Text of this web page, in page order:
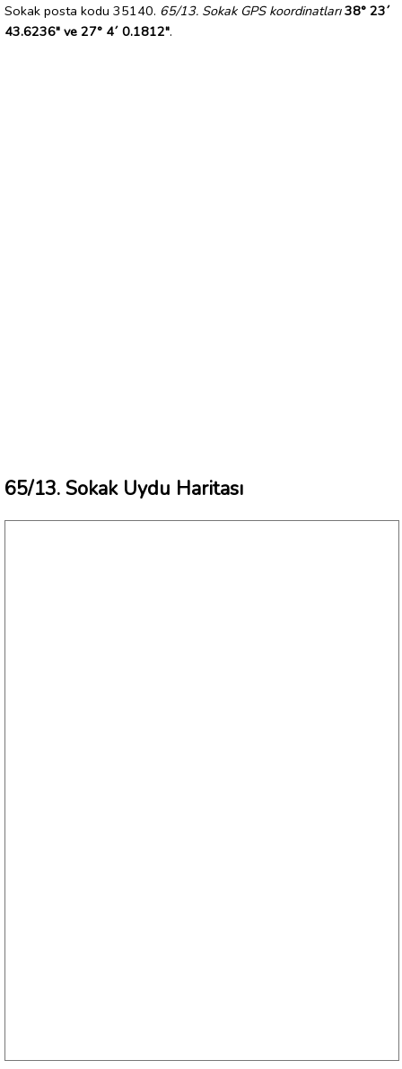
Sokak posta kodu 35140. 65/13. Sokak GPS koordinatları 38° 23´
43.6236" ve 27° 4´ 0.1812".
65/13. Sokak Uydu Haritası